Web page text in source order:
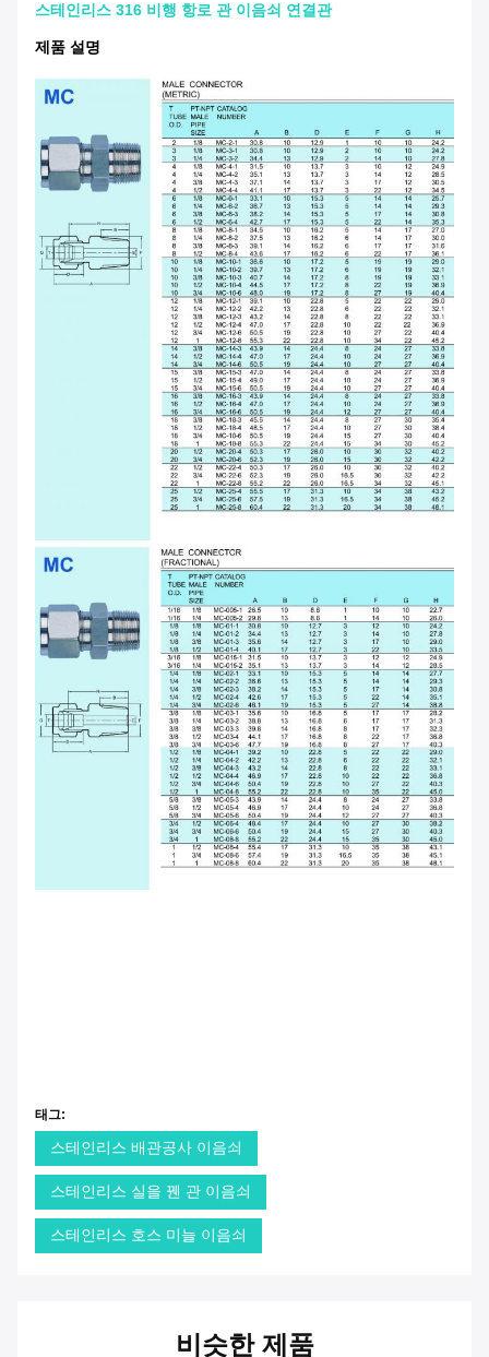
스테인리스 316 비행 항로 관 이음쇠 연결관
제품 설명
태그:
스테인리스 배관공사 이음쇠
스테인리스 실을 꿴 관 이음쇠
스테인리스 호스 미늘 이음쇠
비슷한 제품